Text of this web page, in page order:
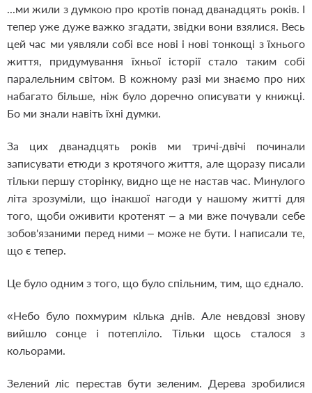
...ми жили з думкою про кротів понад дванадцять років. І
тепер уже дуже важко згадати, звідки вони взялися. Весь
цей час ми уявляли собі все нові і нові тонкощі з їхнього
життя, придумування їхньої історії стало таким собі
паралельним світом. В кожному разі ми знаємо про них
набагато більше, ніж було доречно описувати у книжці.
Бо ми знали навіть їхні думки.
За цих дванадцять років ми тричі-двічі починали
записувати етюди з кротячого життя, але щоразу писали
тільки першу сторінку, видно ще не настав час. Минулого
літа зрозуміли, що інакшої нагоди у нашому житті для
того, щоби оживити кротенят – а ми вже почували себе
зобов'язаними перед ними – може не бути. І написали те,
що є тепер.
Це було одним з того, що було спільним, тим, що єднало.
«Небо було похмурим кілька днів. Але невдовзі знову
вийшло сонце і потепліло. Тільки щось сталося з
кольорами.
Зелений ліс перестав бути зеленим. Дерева зробилися